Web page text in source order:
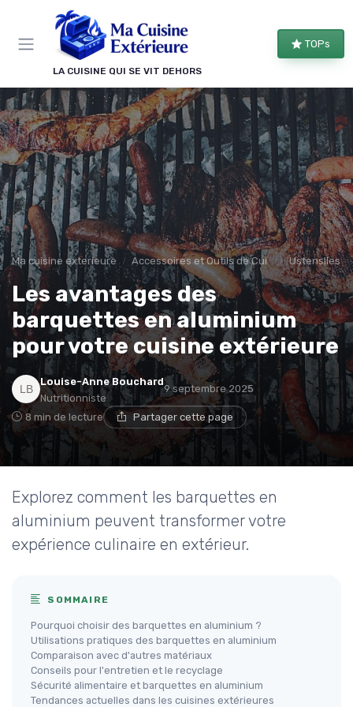
LA CUISINE QUI SE VIT DEHORS
TOPs
Ma cuisine exterieure Accessoires et Outils de Cuisine Ustensiles
Les avantages des
barquettes en aluminium
pour votre cuisine extérieure
Louise-Anne Bouchard
Nutritionniste
9 septembre 2025
8 min de lecture Partager cette page
Explorez comment les barquettes en
aluminium peuvent transformer votre
expérience culinaire en extérieur.
SOMMAIRE
Pourquoi choisir des barquettes en aluminium ?
Utilisations pratiques des barquettes en aluminium
Comparaison avec d'autres matériaux
Conseils pour l'entretien et le recyclage
Sécurité alimentaire et barquettes en aluminium
Tendances actuelles dans les cuisines extérieures
Panneau de gestion des cookies